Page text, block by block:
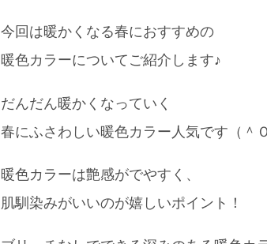
今回は暖かくなる春におすすめの
暖色カラーについてご紹介します♪
だんだん暖かくなっていく
春にふさわしい暖色カラー人気です（＾Ｏ
暖色カラーは艶感がでやすく、
肌馴染みがいいのが嬉しいポイント！